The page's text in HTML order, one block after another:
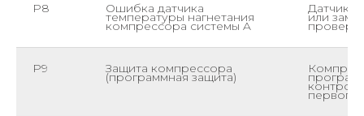
P8 Ошибка датчика
температуры нагнетания
компрессора системы A
Датчик
или
P9 Защита компрессора
(программная защита)